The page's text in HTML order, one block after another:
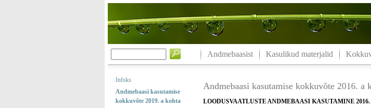
Andmebaasist Kasulikud materjalid
Infoks
Andmebaasi kasutamise
kokkuvõte 2019. a kohta
Andmebaasi kasutamise kokkuvõte 2016. a
LOODUSVAATLUSTE ANDMEBAASI KASUTAMINE